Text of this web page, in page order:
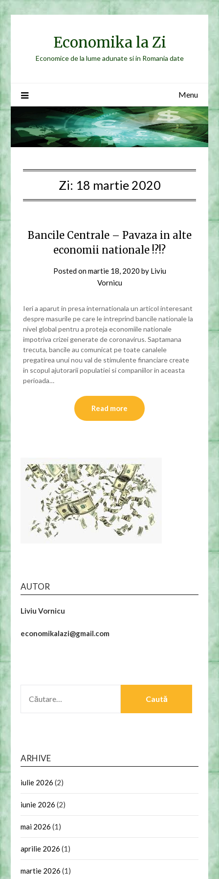
to
Economika la Zi
Economice de la lume adunate si in Romania date
Menu
Zi: 18 martie 2020
Bancile Centrale – Pavaza in alte
economii nationale !?!?
Posted onmartie 18, 2020 by Liviu
Vornicu
Ieri a aparut in presa internationala un articol interesant
despre masurile pe care le intreprind bancile nationale la
nivel global pentru a proteja economiile nationale
impotriva crizei generate de coronavirus. Saptamana
trecuta, bancile au comunicat pe toate canalele
pregatirea unui nou val de stimulente financiare create
in scopul ajutorarii populatiei si companiilor in aceasta
perioada…
Read more
AUTOR
Liviu Vornicu
economikalazi@gmail.com
DUPĂ:
ARHIVE
iulie 2026 (2)
iunie 2026 (2)
mai 2026 (1)
aprilie 2026 (1)
martie 2026 (1)